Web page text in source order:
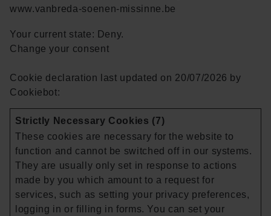
www.vanbreda-soenen-missinne.be
Your current state: Deny.
Change your consent
Cookie declaration last updated on 20/07/2026 by
Cookiebot:
Strictly Necessary Cookies (7)
These cookies are necessary for the website to
function and cannot be switched off in our systems.
They are usually only set in response to actions
made by you which amount to a request for
services, such as setting your privacy preferences,
logging in or filling in forms. You can set your